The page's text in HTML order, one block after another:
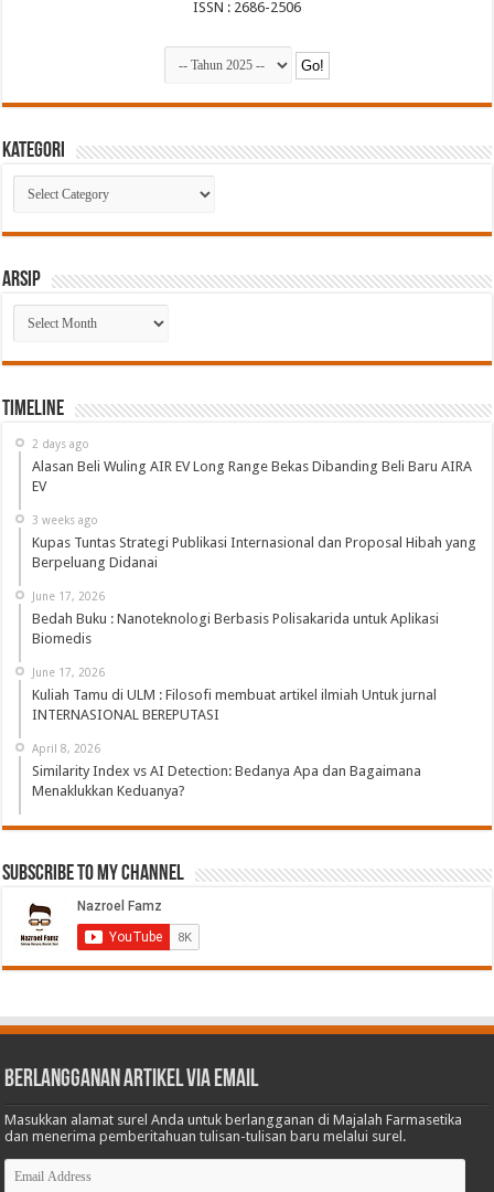
ISSN : 2686-2506
Kategori
Kategori
Arsip
Arsip
Timeline
2 days ago
Alasan Beli Wuling AIR EV Long Range Bekas Dibanding Beli Baru AIRA
EV
3 weeks ago
Kupas Tuntas Strategi Publikasi Internasional dan Proposal Hibah yang
Berpeluang Didanai
June 17, 2026
Bedah Buku : Nanoteknologi Berbasis Polisakarida untuk Aplikasi
Biomedis
June 17, 2026
Kuliah Tamu di ULM : Filosofi membuat artikel ilmiah Untuk jurnal
INTERNASIONAL BEREPUTASI
April 8, 2026
Similarity Index vs AI Detection: Bedanya Apa dan Bagaimana
Menaklukkan Keduanya?
Subscribe to My Channel
Berlangganan Artikel via Email
Masukkan alamat surel Anda untuk berlangganan di Majalah Farmasetika
dan menerima pemberitahuan tulisan-tulisan baru melalui surel.
Email
Address